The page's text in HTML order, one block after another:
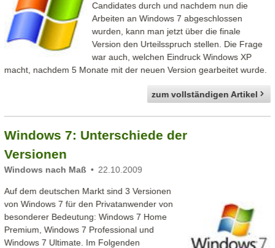
Candidates durch und nachdem nun die
Arbeiten an Windows 7 abgeschlossen
wurden, kann man jetzt über die finale
Version den Urteilsspruch stellen. Die Frage
war auch, welchen Eindruck Windows XP
macht, nachdem 5 Monate mit der neuen Version gearbeitet wurde.
zum vollständigen Artikel
Windows 7: Unterschiede der
Versionen
Windows nach Maß 22.10.2009
Auf dem deutschen Markt sind 3 Versionen
von Windows 7 für den Privatanwender von
besonderer Bedeutung: Windows 7 Home
Premium, Windows 7 Professional und
Windows 7 Ultimate. Im Folgenden